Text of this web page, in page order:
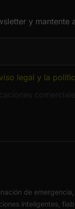
y
legal y la
de
inteligentes,